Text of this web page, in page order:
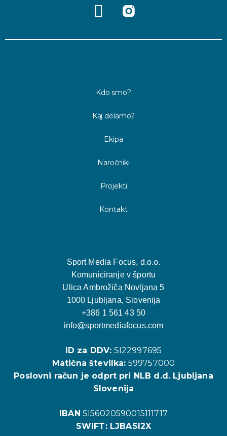
L
n
d
i
n
i
Kdo smo?
Kaj delamo?
Ekipa
Naročniki
Projekti
Kontakt
Sport Media Focus, d.o.o.
Komuniciranje v športu
Ulica Ambrožiča Novljana 5
1000 Ljubljana, Slovenija
+386 1 561 43 50
info@sportmediafocus.com
ID za DDV: SI22997695
Matična številka: 599757000
Poslovni račun je odprt pri NLB d.d. Ljubljana
Slovenija
IBAN SI56020590015111717
SWIFT: LJBASI2X